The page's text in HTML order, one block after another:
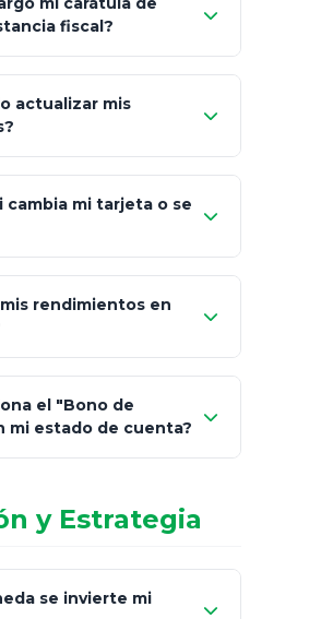
fiscal?
> "Documentos"
actualizar mis
cambia mi tarjeta o se
"Link
rendimientos en
el "Bono de
mi estado de cuenta?
y Estrategia
se invierte mi